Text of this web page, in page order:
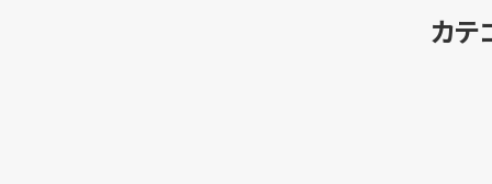
カテ